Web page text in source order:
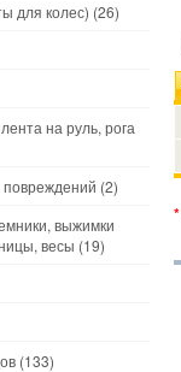
*
для колес) (26)
на руль, рога
(2)
выжимки
весы (19)
(133)